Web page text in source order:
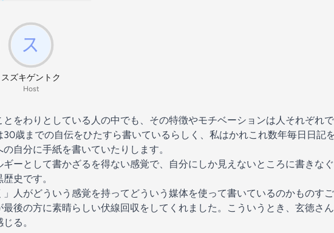
スズキゲントク
Host
とをわりとしている人の中でも、その特徴やモチベーションは人それぞれで
30歳までの自伝をひたすら書いているらしく、私はかれこれ数年毎日日記
の自分に手紙を書いていたりします。
ギーとして書かざるを得ない感覚で、自分にしか見えないところに書きな
史です。
」人がどういう感覚を持ってどういう媒体を使って書いているのかものすご
最後の方に素晴らしい伏線回収をしてくれました。こういうとき、玄徳さ
る。